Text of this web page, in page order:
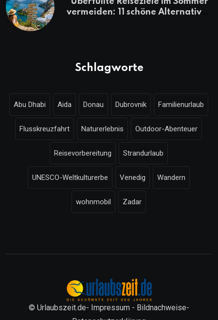
vermeiden: 11 schöne Alternativen
Schlagworte
Abu Dhabi Aida Donau Dubrovnik Familienurlaub
Flusskreuzfahrt Naturerlebnis Outdoor-Abenteuer
Reisevorbereitung Strandurlaub
UNESCO-Weltkulturerbe Venedig Wandern
wohnmobil Zadar
© Urlaubszeit.de- Impressum - Bildnachweise-